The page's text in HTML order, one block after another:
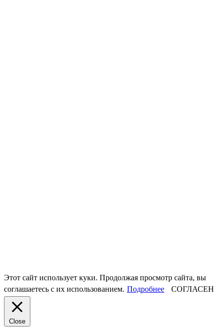
Этот сайт использует куки. Продолжая просмотр сайта, вы
соглашаетесь с их использованием. Подробнее СОГЛАСЕН
Close